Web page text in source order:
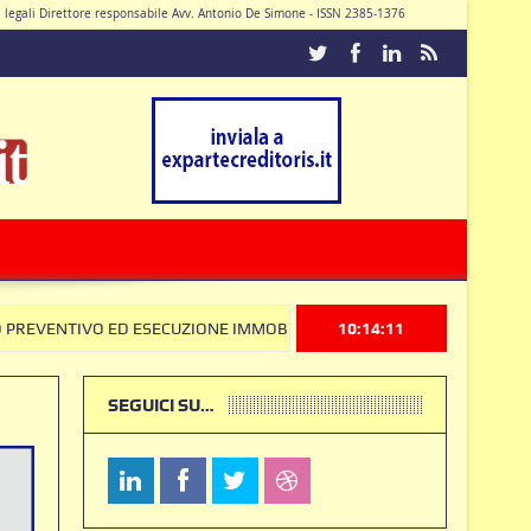
Direttore responsabile Avv. Antonio De Simone - ISSN 2385-1376
ED ESECUZIONE IMMOBILIARE: la Corte Costituzionale frena sul
10:14:12
SEGUICI SU…